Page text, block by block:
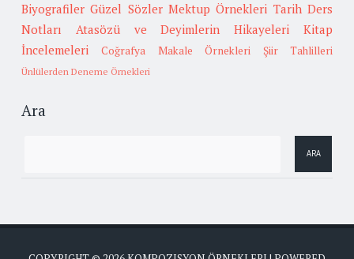
Biyografiler Güzel Sözler Mektup Örnekleri Tarih Ders
Notları
Atasözü ve Deyimlerin Hikayeleri
Kitap
İncelemeleri
Coğrafya Makale Örnekleri Şiir Tahlilleri
Ünlülerden Deneme Örnekleri
Ara